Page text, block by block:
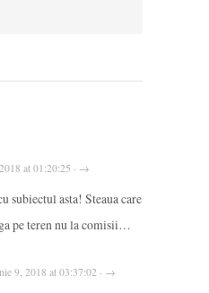
at 01:20:25 · →
subiectul asta! Steaua care
pe teren nu la comisii…
9, 2018 at 03:37:02 · →